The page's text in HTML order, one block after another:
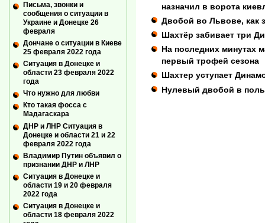
назначил в ворота
Двобой во Львове, как
Шахтёр забивает три
На последних минутах
первый трофей сезона
Шахтер уступает
Нулевый двобой в
Письма, звонки и
сообщения о ситуации в
Украине и Донецке 26
февраля
Дончане о ситуации в Киеве
25 февраля 2022 года
Ситуация в Донецке и
области 23 февраля 2022
года
Что нужно для любви
Кто такая фосса с
Мадагаскара
ДНР и ЛНР Ситуация в
Донецке и области 21 и 22
февраля 2022 года
Владимир Путин объявил о
признании ДНР и ЛНР
Ситуация в Донецке и
области 19 и 20 февраля
2022 года
Ситуация в Донецке и
области 18 февраля 2022